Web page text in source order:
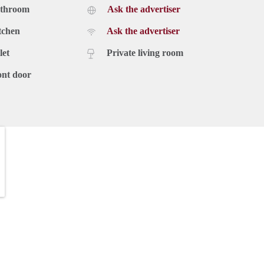
door
Ask the advertiser
Ask the advertiser
Private living room